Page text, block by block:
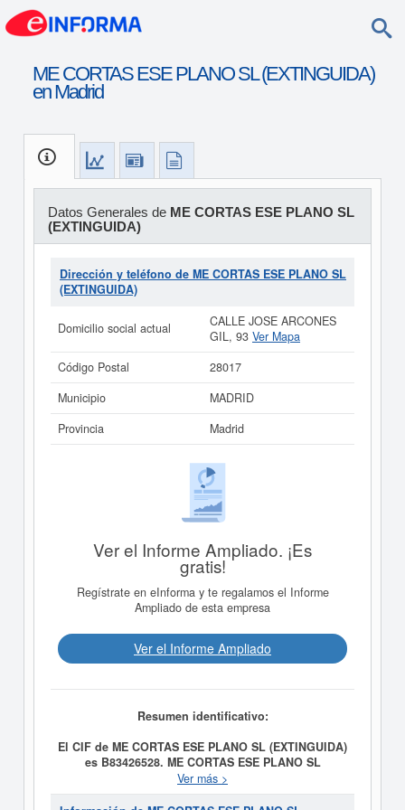
ME CORTAS ESE PLANO SL (EXTINGUIDA)
en Madrid
Datos Generales de ME CORTAS ESE PLANO SL
(EXTINGUIDA)
Dirección y teléfono de ME CORTAS ESE PLANO SL
(EXTINGUIDA)
Domicilio social actual
CALLE JOSE ARCONES
GIL, 93 Ver Mapa
Código Postal
28017
Municipio
MADRID
Provincia
Madrid
Ver el Informe Ampliado. ¡Es
gratis!
Regístrate en eInforma y te regalamos el Informe
Ampliado de esta empresa
Ver el Informe Ampliado
Resumen identificativo:
El CIF de ME CORTAS ESE PLANO SL (EXTINGUIDA)
es B83426528. ME CORTAS ESE PLANO SL
se constituyó el día 08/10/2002 con el
objetivo de LA PRODUCCION, POSTPRODUCCION Y
Ver más >